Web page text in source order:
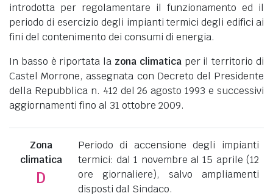
introdotta per regolamentare il funzionamento ed il
periodo di esercizio degli impianti termici degli edifici ai
fini del contenimento dei consumi di energia.
In basso è riportata la zona climaticaper il territorio di
Castel Morrone, assegnata con Decreto del Presidente
della Repubblica n. 412 del 26 agosto 1993 e successivi
aggiornamenti fino al 31 ottobre 2009.
Zona
climatica
D
Periodo di accensione degli impianti
termici: dal 1 novembre al 15 aprile (12
ore giornaliere), salvo ampliamenti
disposti dal Sindaco.